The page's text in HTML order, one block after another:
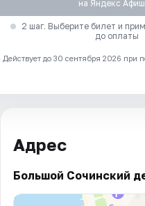
на Яндекс
2 шаг. Выберите билет и
до оплаты
Действует до 30 сентября 2026 при
Адрес
Большой Сочинский